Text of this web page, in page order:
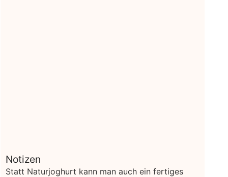
Notizen
Statt Naturjoghurt kann man auch ein fertiges